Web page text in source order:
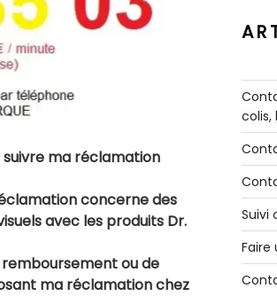
ma réclamation
concerne des
avec les produits Dr.
ou de
ma réclamation chez
colis,
Suivi
Faire